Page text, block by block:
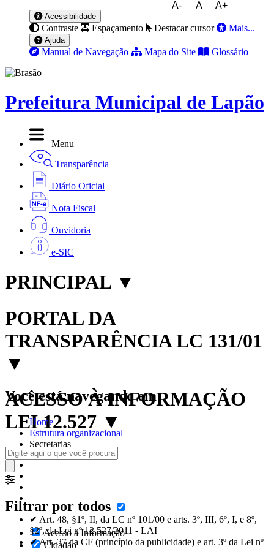
A- A A+
Acessibilidade
Contraste Espaçamento Destacar cursor Mais...
Ajuda
Manual de Navegação Mapa do Site Glossário
Prefeitura Municipal de Lapão
Menu
Transparência
Diário Oficial
Nota Fiscal
Ouvidoria
e-SIC
PRINCIPAL ▼
PORTAL DA
TRANSPARÊNCIA LC 131/01
▼
ACESSO À INFORMAÇÃO
LEI 12.527 ▼
Filtrar por todos
Acesso à Informação
Cidadão
Você está navegando em:
Home
Estrutura organizacional
Secretarias
✔ Art. 48, §1º, II, da LC nº 101/00 e arts. 3º, III, 6º, I, e 8º,
§2º, da Lei nº 12.527/2011 - LAI
✔ Art. 37 da CF (princípio da publicidade) e art. 3º da Lei nº